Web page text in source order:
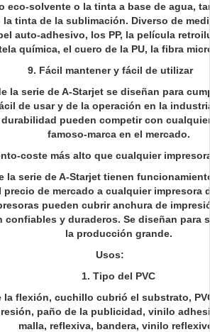
eco-solvente o la tinta a base de agua,
la tinta de la sublimación. Diverso de
auto-adhesivo, los PP, la película
química, el cuero de la PU, la fibra
9. Fácil mantener y fácil de utilizar
la serie de A-Starjet se diseñan para
de usar y de la operación en la
pueden competir con
famoso-marca en el mercado.
coste más alto que cualquier
la serie de A-Starjet tienen
precio de mercado a cualquier impresora
pueden cubrir anchura de
confiables y duraderos. Se diseñan para
la producción grande.
Usos:
1. Tipo del PVC
la flexión, cuchillo cubrió el substrato,
paño de la publicidad, vinilo
malla, reflexiva, bandera, vinilo